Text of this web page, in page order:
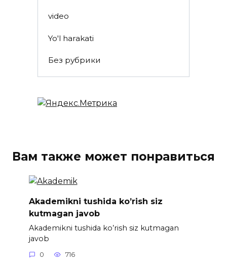
video
Yo'l harakati
Без рубрики
Вам также может понравиться
Akademikni tushida ko’rish siz
kutmagan javob
Akademikni tushida ko’rish siz kutmagan
javob
0 716